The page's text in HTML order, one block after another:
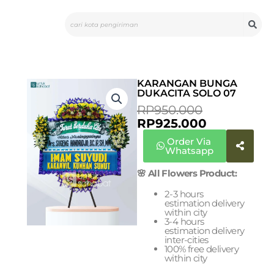
KARANGAN BUNGA
DUKACITA SOLO 07
RP950.000
WAS:
RP925.000
IS:
RP925.000.
Order Via
Whatsapp
🌸 All Flowers Product:
2-3 hours
estimation delivery
within city
3-4 hours
estimation delivery
inter-cities
100% free delivery
within city